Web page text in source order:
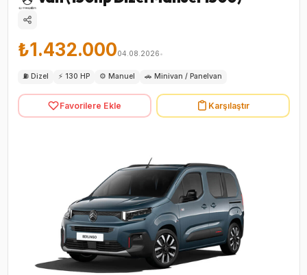
⚡
🚙SUV
⚖️Karşılaştır
₺1.432.00004.08.2026•
⛽ Dizel ⚡ 130 HP ⚙️ Manuel 🚗 Minivan / Panelvan
Favorilere Ekle Karşılaştır